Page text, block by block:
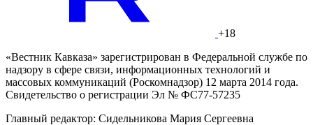
+18
«Вестник Кавказа» зарегистрирован в Федеральной службе по
надзору в сфере связи, информационных технологий и
массовых коммуникаций (Роскомнадзор) 12 марта 2014 года.
Свидетельство о регистрации Эл № ФС77-57235
Главный редактор: Сидельникова Мария Сергеевна